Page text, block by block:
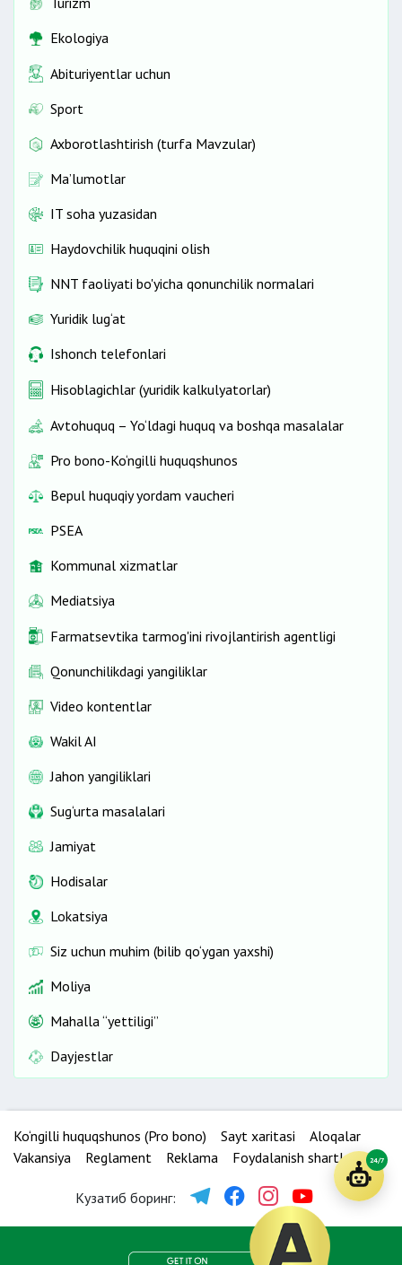
Ekologiya
Abituriyentlar uchun
Sport
Axborotlashtirish (turfa Mavzular)
Ma’lumotlar
IT soha yuzasidan
Haydovchilik huquqini olish
NNT faoliyati bo'yicha qonunchilik normalari
Yuridik lug‘at
Ishonch telefonlari
Hisoblagichlar (yuridik kalkulyatorlar)
Avtohuquq – Yo‘ldagi huquq va boshqa masalalar
Pro bono-Ko‘ngilli huquqshunos
Bepul huquqiy yordam vaucheri
PSEA
Kommunal xizmatlar
Mediatsiya
Farmatsevtika tarmog'ini rivojlantirish agentligi
Qonunchilikdagi yangiliklar
Video kontentlar
Wakil AI
Jahon yangiliklari
Sug‘urta masalalari
Jamiyat
Hodisalar
Lokatsiya
Siz uchun muhim (bilib qo‘ygan yaxshi)
Moliya
Mahalla “yettiligi”
Dayjestlar
Ko‘ngilli huquqshunos (Pro bono) Sayt xaritasi
Aloqalar
Vakansiya
Reglament Reklama Foydalanish shartlari
Кузатиб боринг:
24/7